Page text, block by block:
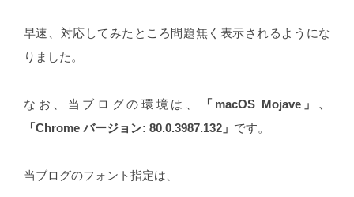
早速、対応してみたところ問題無く表示されるようにな
りました。
なお、当ブログの環境は、
「macOS Mojave」、
「Chrome バージョン: 80.0.3987.132」 です。
当ブログのフォント指定は、